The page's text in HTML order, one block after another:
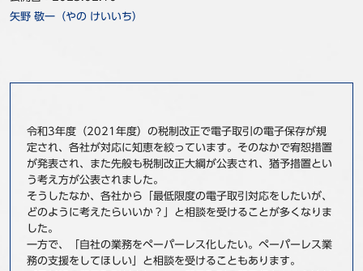
BBSグループネットワーク サステナビリティ 企業情報
BBS Group News
事例
セミナ−
ニュース
お問い合わせ
矢野 敬一（やの けいいち）
令和3年度（2021年度）の税制改正で電子取引の電子保存が規
定され、各社が対応に知恵を絞っています。そのなかで宥恕措置
が発表され、また先般も税制改正大綱が公表され、猶予措置とい
う考え方が公表されました。
そうしたなか、各社から「最低限度の電子取引対応をしたいが、
どのように考えたらいいか？」と相談を受けることが多くなりま
した。
一方で、「自社の業務をペーパーレス化したい。ペーパーレス業
務の支援をしてほしい」と相談を受けることもあります。